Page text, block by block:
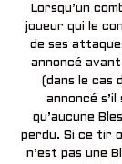
Lorsqu’un
joueur qui le
de ses
annoncé
(dans le cas
annoncé
qu’aucune
perdu. Si ce tir
n’est pas une